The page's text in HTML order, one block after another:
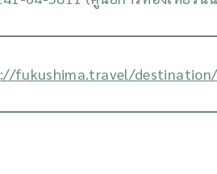
fukushima.travel/